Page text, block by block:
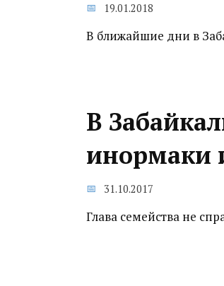
19.01.2018
В ближайшие дни в
В
инормаки
31.10.2017
Глава семейства не